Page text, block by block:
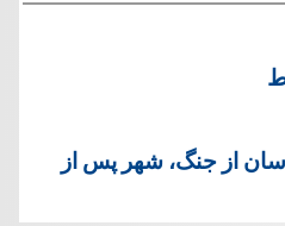
از جنگ، شهر پس از